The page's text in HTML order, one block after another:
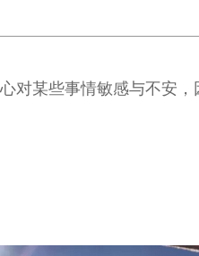
心对某些事情敏感与不安，